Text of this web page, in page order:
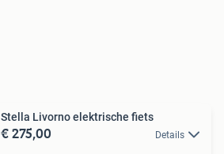
Stella Livorno elektrische fiets
€ 275,00 Details